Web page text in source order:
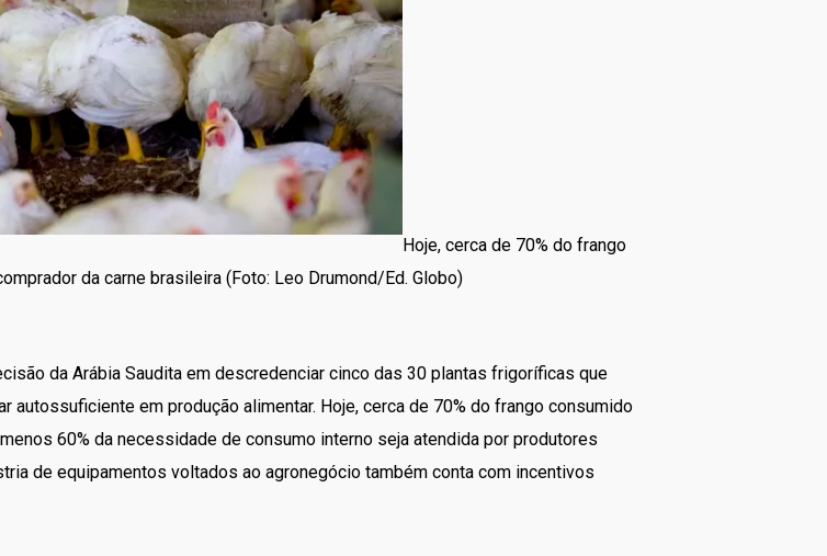
Hoje, cerca de 70% do frango
da carne brasileira (Foto: Leo Drumond/Ed. Globo)
da Arábia Saudita em descredenciar cinco das 30 plantas frigoríficas que
autossuficiente em produção alimentar. Hoje, cerca de 70% do frango consumido
60% da necessidade de consumo interno seja atendida por produtores
de equipamentos voltados ao agronegócio também conta com incentivos